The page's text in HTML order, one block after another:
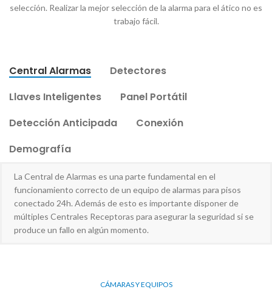
selección. Realizar la mejor selección de la alarma para el ático no es
trabajo fácil.
Central Alarmas
Detectores
Llaves Inteligentes
Panel Portátil
Detección Anticipada
Conexión
Demografía
La Central de Alarmas es una parte fundamental en el
funcionamiento correcto de un equipo de alarmas para pisos
conectado 24h. Además de esto es importante disponer de
múltiples Centrales Receptoras para asegurar la seguridad si se
produce un fallo en algún momento.
CÁMARAS Y EQUIPOS